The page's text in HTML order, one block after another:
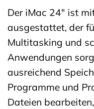
Der iMac 24″ ist
ausgestattet, der
Multitasking und
Anwendungen
ausreichend
Programme und
Dateien